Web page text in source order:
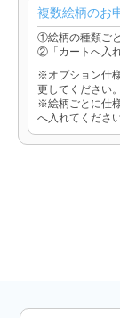
複数絵柄のお
①絵柄の種類ご
②「カートへ入
※オプション仕
更してください
※絵柄ごとに仕
へ入れてください